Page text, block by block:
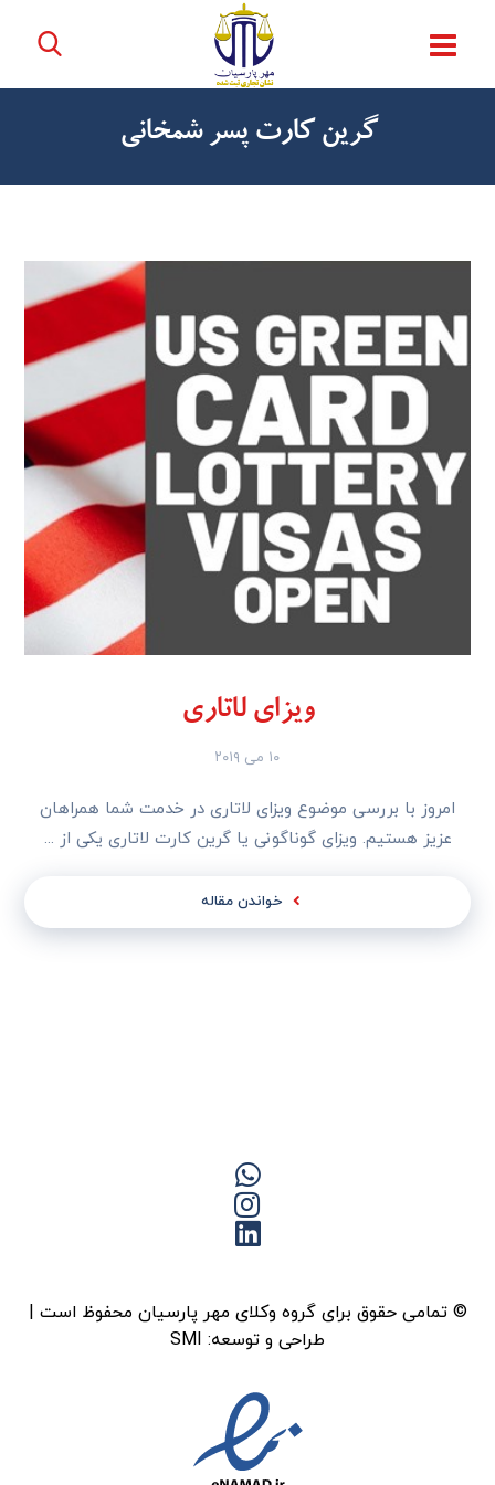
گرین کارت پسر شمخانی
ویزای لاتاری
۱۰ می ۲۰۱۹
امروز با بررسی موضوع ویزای لاتاری در خدمت شما همراهان
عزیز هستیم. ویزای گوناگونی یا گرین کارت لاتاری یکی از ...
خواندن مقاله
© تمامی حقوق برای گروه وکلای مهر پارسیان محفوظ است |
طراحی و توسعه: SMI